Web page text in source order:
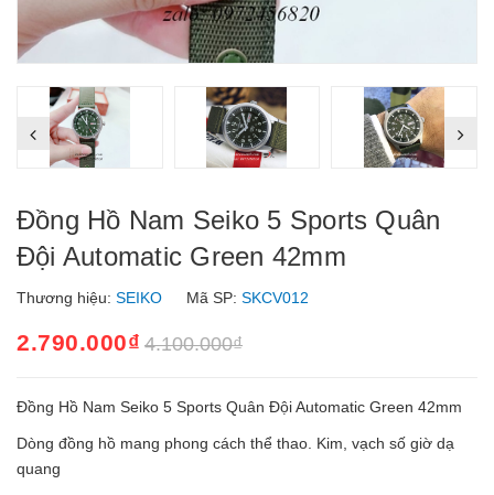
Đồng Hồ Nam Seiko 5 Sports Quân
Đội Automatic Green 42mm
Thương hiệu: SEIKO Mã SP: SKCV012
2.790.000₫ 4.100.000₫
Đồng Hồ Nam Seiko 5 Sports Quân Đội Automatic Green 42mm
Dòng đồng hồ mang phong cách thể thao. Kim, vạch số giờ dạ
quang